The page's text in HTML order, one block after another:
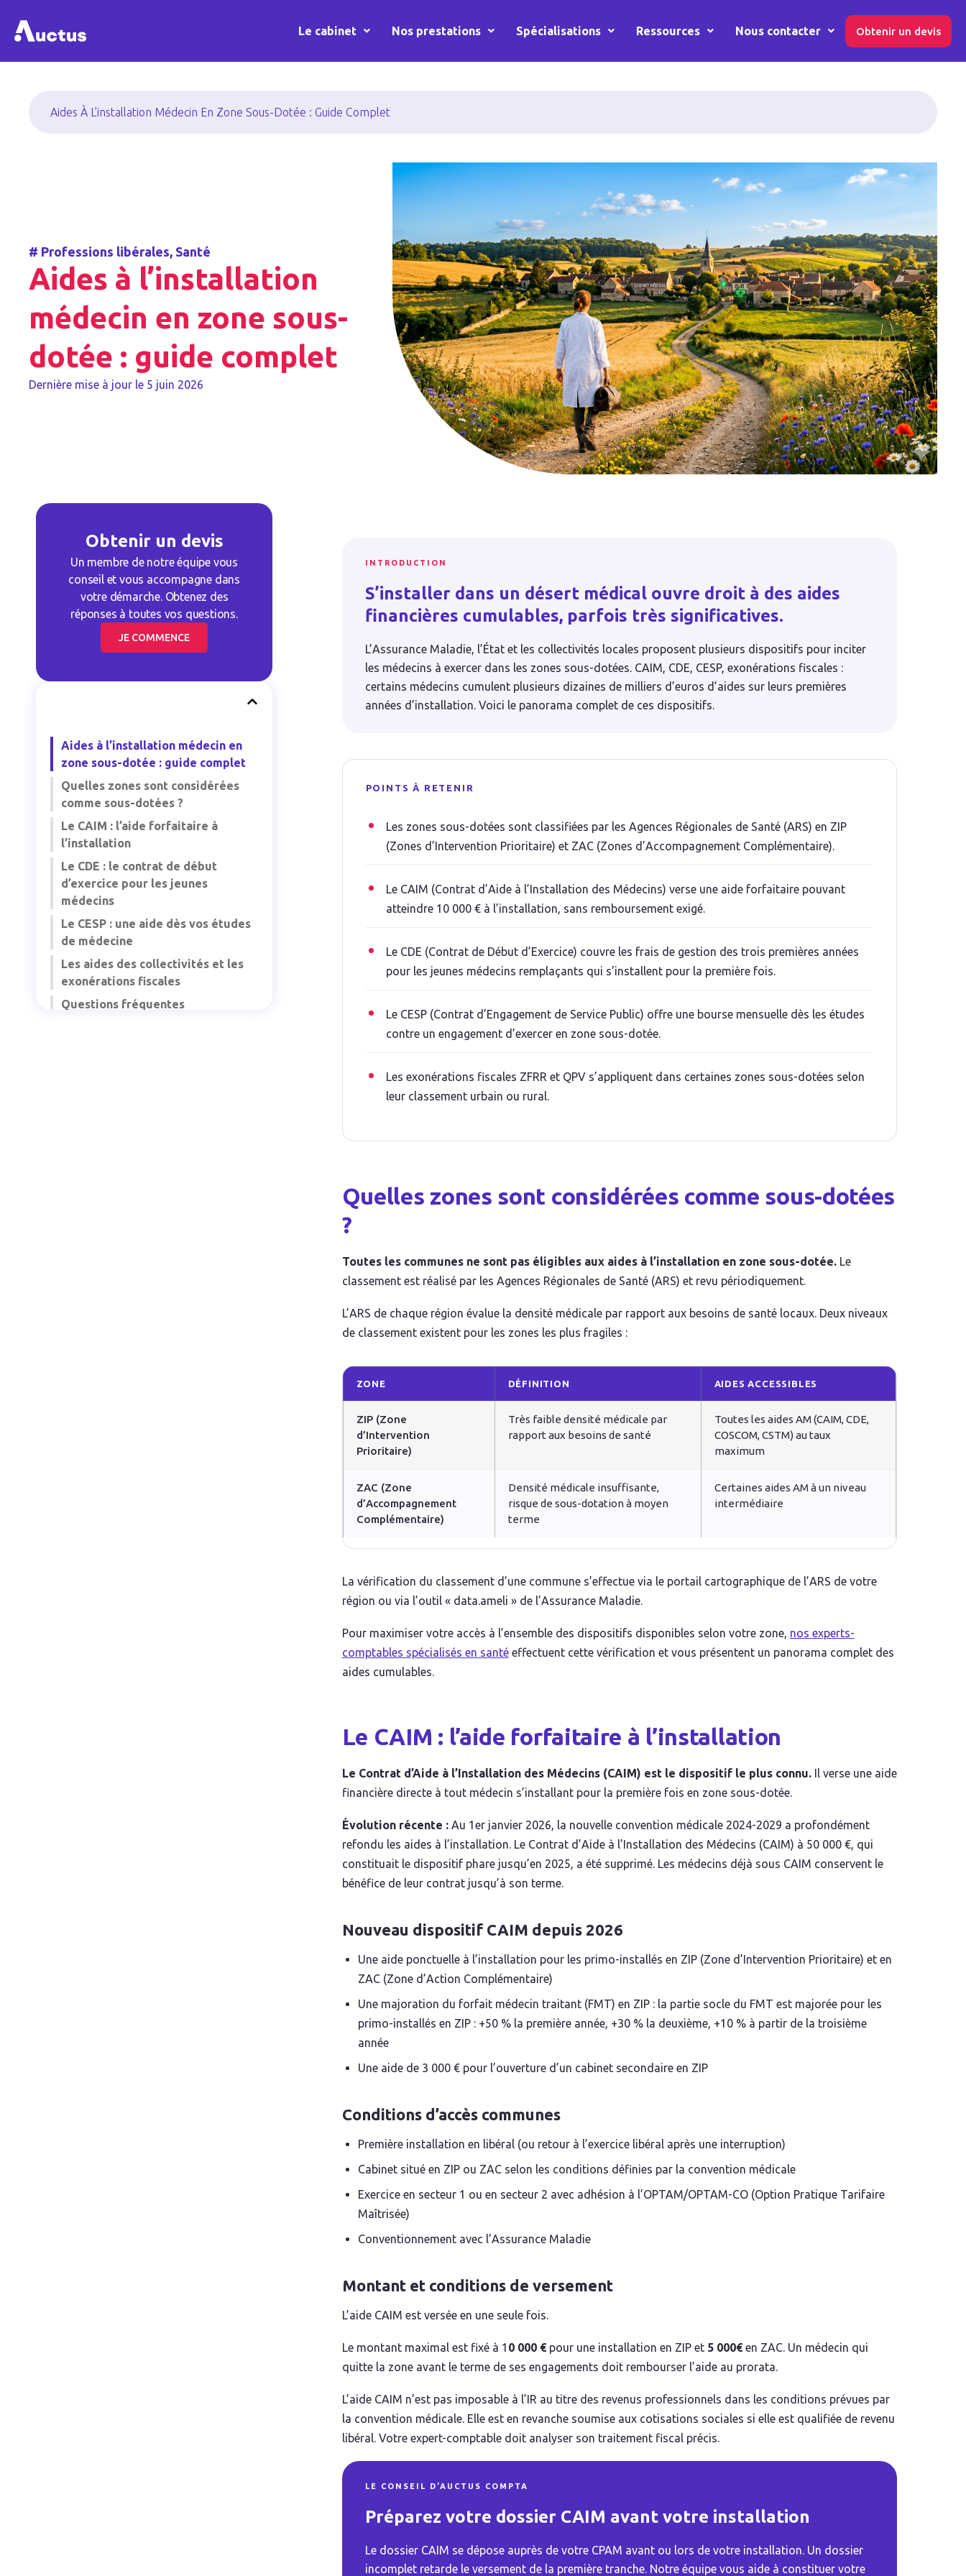
Le cabinet Nos prestations Spécialisations Ressources Nous contacter Obtenir un devis
Aides À L’installation Médecin En Zone Sous-Dotée : Guide Complet
# Professions libérales, Santé
Aides à l’installation
médecin en zone sous-
dotée : guide complet
Dernière mise à jour le 5 juin 2026
Obtenir un devis
Un membre de notre équipe vous
conseil et vous accompagne dans
votre démarche. Obtenez des
réponses à toutes vos questions.
JE COMMENCE
Aides à l’installation médecin en
zone sous-dotée : guide complet
Quelles zones sont considérées
comme sous-dotées ?
Le CAIM : l’aide forfaitaire à
l’installation
Le CDE : le contrat de début
d’exercice pour les jeunes
médecins
Le CESP : une aide dès vos études
de médecine
Les aides des collectivités et les
exonérations fiscales
Questions fréquentes
INTRODUCTION
S’installer dans un désert médical ouvre droit à des aides
financières cumulables, parfois très significatives.
L’Assurance Maladie, l’État et les collectivités locales proposent plusieurs dispositifs pour inciter
les médecins à exercer dans les zones sous-dotées. CAIM, CDE, CESP, exonérations fiscales :
certains médecins cumulent plusieurs dizaines de milliers d’euros d’aides sur leurs premières
années d’installation. Voici le panorama complet de ces dispositifs.
POINTS À RETENIR
Les zones sous-dotées sont classifiées par les Agences Régionales de Santé (ARS) en ZIP
(Zones d’Intervention Prioritaire) et ZAC (Zones d’Accompagnement Complémentaire).
Le CAIM (Contrat d’Aide à l’Installation des Médecins) verse une aide forfaitaire pouvant
atteindre 10 000 € à l’installation, sans remboursement exigé.
Le CDE (Contrat de Début d’Exercice) couvre les frais de gestion des trois premières années
pour les jeunes médecins remplaçants qui s’installent pour la première fois.
Le CESP (Contrat d’Engagement de Service Public) offre une bourse mensuelle dès les études
contre un engagement d’exercer en zone sous-dotée.
Les exonérations fiscales ZFRR et QPV s’appliquent dans certaines zones sous-dotées selon
leur classement urbain ou rural.
Quelles zones sont considérées comme sous-dotées
?
Toutes les communes ne sont pas éligibles aux aides à l’installation en zone sous-dotée.Le
classement est réalisé par les Agences Régionales de Santé (ARS) et revu périodiquement.
L’ARS de chaque région évalue la densité médicale par rapport aux besoins de santé locaux. Deux niveaux
de classement existent pour les zones les plus fragiles :
ZONE DÉFINITION AIDES ACCESSIBLES
ZIP (Zone
d’Intervention
Prioritaire)
Très faible densité médicale par
rapport aux besoins de santé
Toutes les aides AM (CAIM, CDE,
COSCOM, CSTM) au taux
maximum
ZAC (Zone
d’Accompagnement
Complémentaire)
Densité médicale insuffisante,
risque de sous-dotation à moyen
terme
Certaines aides AM à un niveau
intermédiaire
La vérification du classement d’une commune s’effectue via le portail cartographique de l’ARS de votre
région ou via l’outil « data.ameli » de l’Assurance Maladie.
Pour maximiser votre accès à l’ensemble des dispositifs disponibles selon votre zone, nos experts-
comptables spécialisés en santéeffectuent cette vérification et vous présentent un panorama complet des
aides cumulables.
Le CAIM : l’aide forfaitaire à l’installation
Le Contrat d’Aide à l’Installation des Médecins (CAIM) est le dispositif le plus connu.Il verse une aide
financière directe à tout médecin s’installant pour la première fois en zone sous-dotée.
Évolution récente : Au 1er janvier 2026, la nouvelle convention médicale 2024-2029 a profondément
refondu les aides à l’installation. Le Contrat d’Aide à l’Installation des Médecins (CAIM) à 50 000 €, qui
constituait le dispositif phare jusqu’en 2025, a été supprimé. Les médecins déjà sous CAIM conservent le
bénéfice de leur contrat jusqu’à son terme.
Nouveau dispositif CAIM depuis 2026
Une aide ponctuelle à l’installation pour les primo-installés en ZIP (Zone d’Intervention Prioritaire) et en
ZAC (Zone d’Action Complémentaire)
Une majoration du forfait médecin traitant (FMT) en ZIP : la partie socle du FMT est majorée pour les
primo-installés en ZIP : +50 % la première année, +30 % la deuxième, +10 % à partir de la troisième
année
Une aide de 3 000 € pour l’ouverture d’un cabinet secondaire en ZIP
Conditions d’accès communes
Première installation en libéral (ou retour à l’exercice libéral après une interruption)
Cabinet situé en ZIP ou ZAC selon les conditions définies par la convention médicale
Exercice en secteur 1 ou en secteur 2 avec adhésion à l’OPTAM/OPTAM-CO (Option Pratique Tarifaire
Maîtrisée)
Conventionnement avec l’Assurance Maladie
Montant et conditions de versement
L’aide CAIM est versée en une seule fois.
Le montant maximal est fixé à 1 0 000 €pour une installation en ZIP et 5 000€en ZAC. Un médecin qui
quitte la zone avant le terme de ses engagements doit rembourser l’aide au prorata.
L’aide CAIM n’est pas imposable à l’IR au titre des revenus professionnels dans les conditions prévues par
la convention médicale. Elle est en revanche soumise aux cotisations sociales si elle est qualifiée de revenu
libéral. Votre expert-comptable doit analyser son traitement fiscal précis.
LE CONSEIL D’AUCTUS COMPTA
Préparez votre dossier CAIM avant votre installation
Le dossier CAIM se dépose auprès de votre CPAM avant ou lors de votre installation. Un dossier
incomplet retarde le versement de la première tranche. Notre équipe vous aide à constituer votre